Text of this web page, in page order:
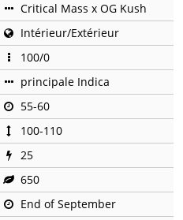
Critical Mass x OG Kush
Intérieur/Extérieur
100/0
principale Indica
55-60
100-110
25
650
End of September